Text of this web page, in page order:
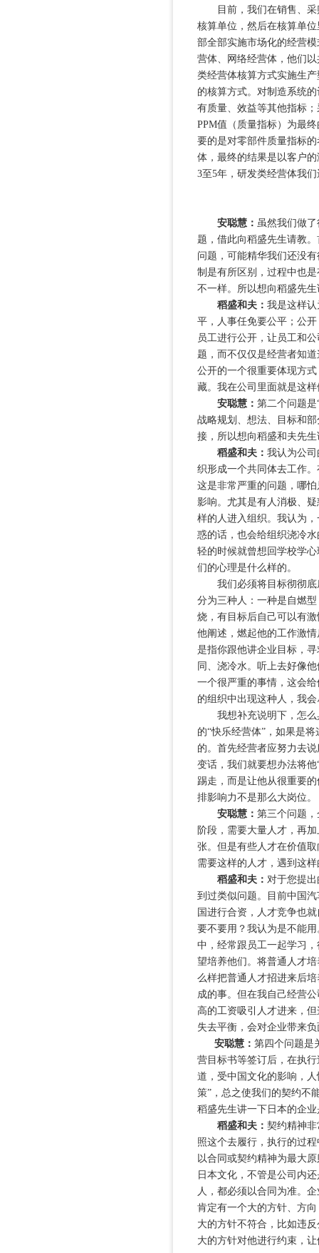
目前，我们在销售、采
核算单位，然后在核算单
部全部实施市场化的经营
营体、网络经营体，他们
类经营体核算方式实施生
的核算方式。对制造系统
有质量、效益等其他指标
PPM值（质量指标）为最
要的是对零部件质量指标
体，最终的结果是以客户
3至5年，研发类经营体我
安聪慧： 虽然我们做
题，借此向稻盛先生请教
问题，可能精华我们还没
制是有所区别，过程中也
不一样。所以想向稻盛先
稻盛和夫： 我是这样
平，人事任免要公平；公
员工进行公开，让员工和
题，而不仅仅是经营者知
公开的一个很重要体现方
藏。我在公司里面就是这
安聪慧： 第二个问题
战略规划、想法、目标和
接，所以想向稻盛和夫先
稻盛和夫： 我认为公
织形成一个共同体去工作
这是非常严重的问题，哪
影响。尤其是有人消极、
样的人进入组织。我认为
惑的话，也会给组织浇冷
轻的时候就曾想回学校学
们的心理是什么样的。
我们必须将目标彻彻底
分为三种人：一种是自燃
烧，有目标后自己可以有
他阐述，燃起他的工作激
是指你跟他讲企业目标，
同、浇冷水。听上去好像
一个很严重的事情，这会
的组织中出现这种人，我
我想补充说明下，怎么
的“快乐经营体”，如果是
的。首先经营者应努力去
变话，我们就要想办法将
踢走，而是让他从很重要
排影响力不是那么大岗位。
安聪慧： 第三个问题
阶段，需要大量人才，再
张。但是有些人才在价值
需要这样的人才，遇到这
稻盛和夫： 对于您提
到过类似问题。目前中国
国进行合资，人才竞争也
要不要用？我认为是不能
中，经常跟员工一起学习
望培养他们。将普通人才
么样把普通人才招进来后
成的事。但在我自己经营
高的工资吸引人才进来，
失去平衡，会对企业带来
安聪慧： 第四个问题是
营目标书等签订后，在执
道，受中国文化的影响，
策”，总之使我们的契约不
稻盛先生讲一下日本的企
稻盛和夫： 契约精神
照这个去履行，执行的过
以合同或契约精神为最大
日本文化，不管是公司内
人，都必须以合同为准。
肯定有一个大的方针、方
大的方针不符合，比如违
大的方针对他进行约束，